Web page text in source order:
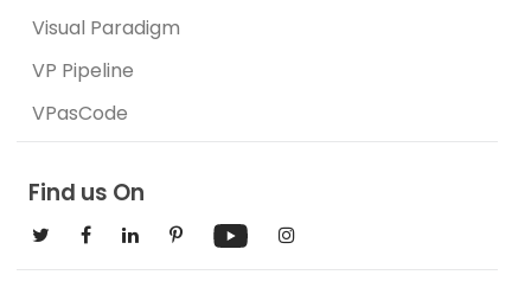
Visual Paradigm
VP Pipeline
VPasCode
Find us On